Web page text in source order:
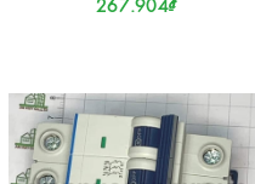
267.904₫